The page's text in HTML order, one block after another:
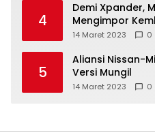
4
Demi Xpander,
Mengimpor
14 Maret 2023 0
5
Aliansi Nissan-
Versi Mungil
14 Maret 2023 0